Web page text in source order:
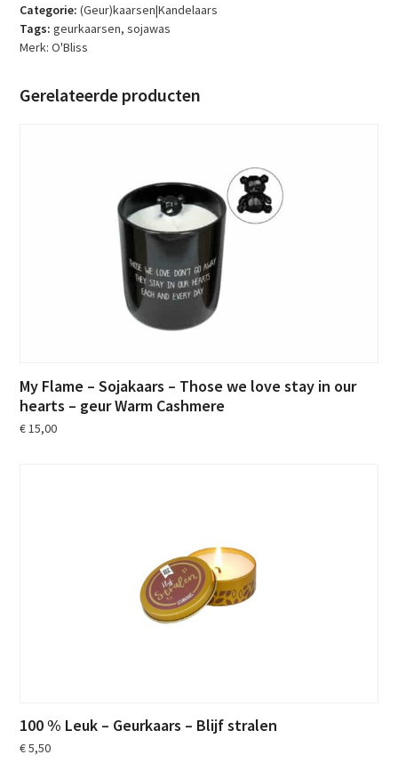
Oma
je
hebt
hart
Categorie: (Geur)kaarsen|Kandelaars
Tags: geurkaarsen,sojawas
Merk:O'Bliss
Gerelateerde producten
My Flame – Sojakaars – Those we love stay in our
hearts – geur Warm Cashmere
€ 15,00
100 % Leuk – Geurkaars – Blijf stralen
€5,50